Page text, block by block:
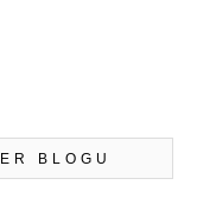
BLOGU